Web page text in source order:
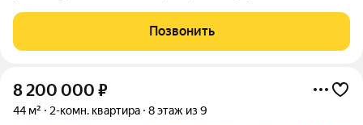
Московской области. Квартира площадью 80 кв. м
расположена в кирпично-монолитном доме 2021 года
Позвонить
8 200 000 ₽
44 м² 2-комн. квартира 8 этаж из 9